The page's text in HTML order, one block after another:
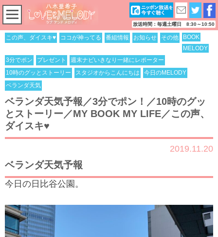
放送時間：毎週土曜日 8:30～10:50
この声、ダイスキ♥ ココが神ってる 番組情報 お知らせ その他
BOOK
MELODY
3分でポン
プレゼント
週末ナビいきなり一緒にレポーター
10時のグッとストーリー
スタジオからこんにちは
今日のMELODY
ベランダ天気
ベランダ天気予報／3分でポン！／10時のグッ
とストーリー／MY BOOK MY LIFE／この声、
ダイスキ♥
2019.11.20
ベランダ天気予報
今日の日比谷公園。